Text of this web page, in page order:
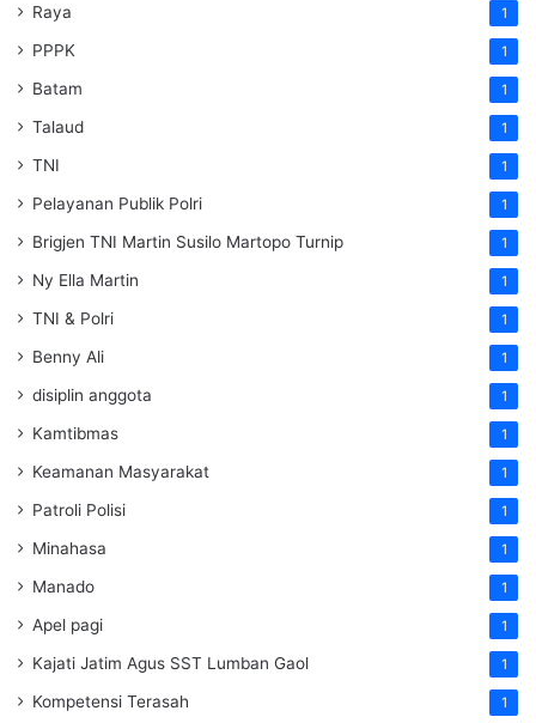
Raya 1
PPPK 1
Batam 1
Talaud 1
TNI 1
Pelayanan Publik Polri 1
Brigjen TNI Martin Susilo Martopo Turnip 1
Ny Ella Martin 1
TNI & Polri 1
Benny Ali 1
disiplin anggota 1
Kamtibmas 1
Keamanan Masyarakat 1
Patroli Polisi 1
Minahasa 1
Manado 1
Apel pagi 1
Kajati Jatim Agus SST Lumban Gaol 1
Kompetensi Terasah 1